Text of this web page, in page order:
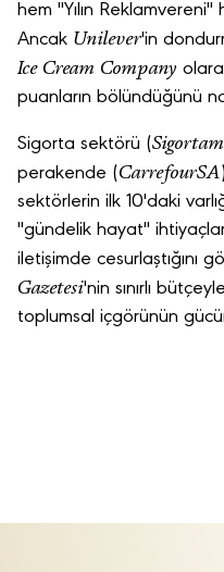
hem "Yılın Reklamvereni"
Ancak Unilever'in
Ice Cream Company
puanların bölündüğünü
Sigorta sektörü (
perakende (CarrefourSA
sektörlerin ilk 10'daki
"gündelik hayat"
iletişimde cesurlaştığını
Gazetesi'nin sınırlı
toplumsal içgörünün